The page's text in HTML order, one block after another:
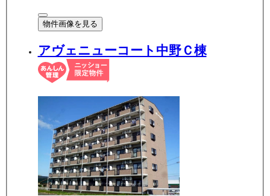
物件画像を見る
アヴェニューコート中野Ｃ棟